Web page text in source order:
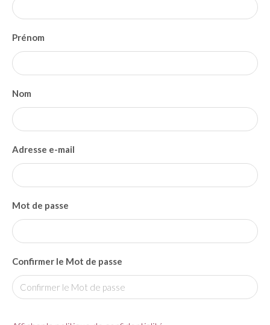
Prénom
Nom
Adresse e-mail
Mot de passe
Confirmer le Mot de passe